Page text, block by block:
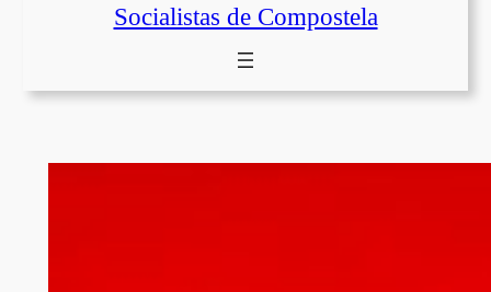
Socialistas de Compostela